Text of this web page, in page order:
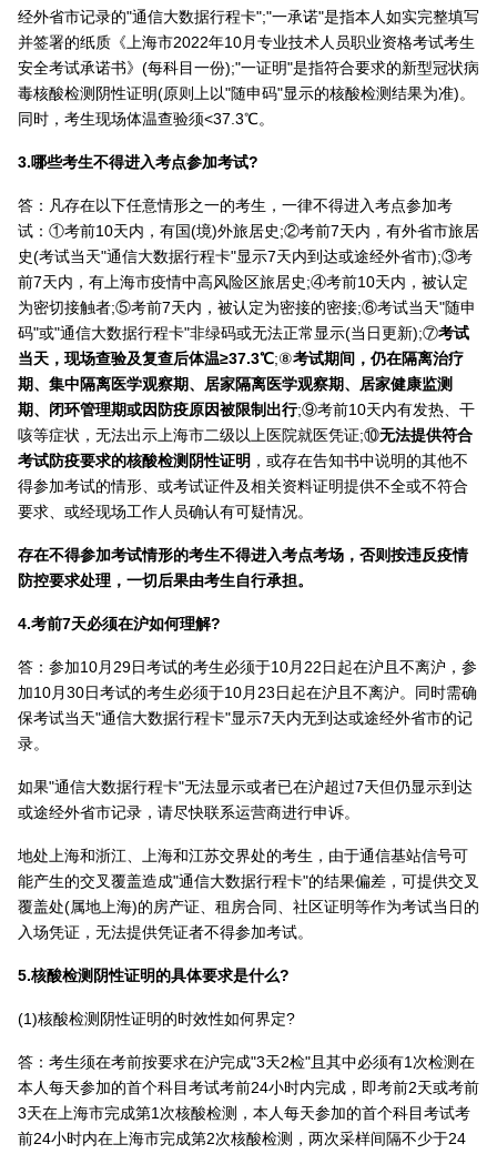
经外省市记录的"通信大数据行程卡";"一承诺"是指本人如实完整填写
并签署的纸质《上海市2022年10月专业技术人员职业资格考试考生
安全考试承诺书》(每科目一份);"一证明"是指符合要求的新型冠状病
毒核酸检测阴性证明(原则上以"随申码"显示的核酸检测结果为准)。
同时，考生现场体温查验须<37.3℃。
3.哪些考生不得进入考点参加考试?
答：凡存在以下任意情形之一的考生，一律不得进入考点参加考
试：①考前10天内，有国(境)外旅居史;②考前7天内，有外省市旅居
史(考试当天"通信大数据行程卡"显示7天内到达或途经外省市);③考
前7天内，有上海市疫情中高风险区旅居史;④考前10天内，被认定
为密切接触者;⑤考前7天内，被认定为密接的密接;⑥考试当天"随申
码"或"通信大数据行程卡"非绿码或无法正常显示(当日更新);⑦考试
当天，现场查验及复查后体温≥37.3℃;⑧考试期间，仍在隔离治疗
期、集中隔离医学观察期、居家隔离医学观察期、居家健康监测
期、闭环管理期或因防疫原因被限制出行;⑨考前10天内有发热、干
咳等症状，无法出示上海市二级以上医院就医凭证;⑩无法提供符合
考试防疫要求的核酸检测阴性证明 ，或存在告知书中说明的其他不
得参加考试的情形、或考试证件及相关资料证明提供不全或不符合
要求、或经现场工作人员确认有可疑情况。
存在不得参加考试情形的考生不得进入考点考场，否则按违反疫情
防控要求处理，一切后果由考生自行承担。
4.考前7天必须在沪如何理解?
答：参加10月29日考试的考生必须于10月22日起在沪且不离沪，参
加10月30日考试的考生必须于10月23日起在沪且不离沪。同时需确
保考试当天"通信大数据行程卡"显示7天内无到达或途经外省市的记
录。
如果"通信大数据行程卡"无法显示或者已在沪超过7天但仍显示到达
或途经外省市记录，请尽快联系运营商进行申诉。
地处上海和浙江、上海和江苏交界处的考生，由于通信基站信号可
能产生的交叉覆盖造成"通信大数据行程卡"的结果偏差，可提供交叉
覆盖处(属地上海)的房产证、租房合同、社区证明等作为考试当日的
入场凭证，无法提供凭证者不得参加考试。
5.核酸检测阴性证明的具体要求是什么?
(1)核酸检测阴性证明的时效性如何界定?
答：考生须在考前按要求在沪完成"3天2检"且其中必须有1次检测在
本人每天参加的首个科目考试考前24小时内完成，即考前2天或考前
3天在上海市完成第1次核酸检测，本人每天参加的首个科目考试考
前24小时内在上海市完成第2次核酸检测，两次采样间隔不少于24